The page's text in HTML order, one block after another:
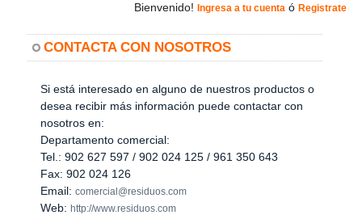
Bienvenido! Ingresa a tu cuenta ó Registrate
CONTACTA CON NOSOTROS
Si está interesado en alguno de nuestros productos o
desea recibir más información puede contactar con
nosotros en:
Departamento comercial:
Tel.: 902 627 597 / 902 024 125 / 961 350 643
Fax: 902 024 126
Email: comercial@residuos.com
Web: http://www.residuos.com